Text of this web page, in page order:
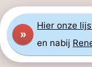
Kerken
-
Molens
-
Uitkijkpunten
Attracties
»
Hier onze
en nabij